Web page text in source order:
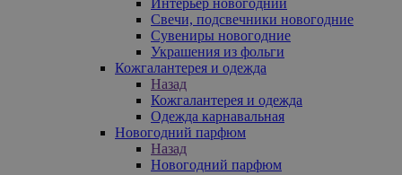
Свечи, подсвечники новогодние
Сувениры новогодние
Украшения из фольги
Кожгалантерея и одежда
Назад
Кожгалантерея и одежда
Одежда карнавальная
Новогодний парфюм
Назад
Новогодний парфюм